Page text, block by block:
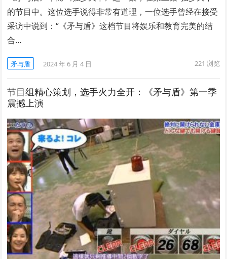
的节目中。这位选手说得非常有道理，一位选手曾经在接受
采访中说到：“《矛与盾》这档节目将娱乐和教育完美的结
合…
矛与盾 2024 年 6 月 4 日 221 浏览
节目组精心策划，选手火力全开：《矛与盾》第一季
震撼上演